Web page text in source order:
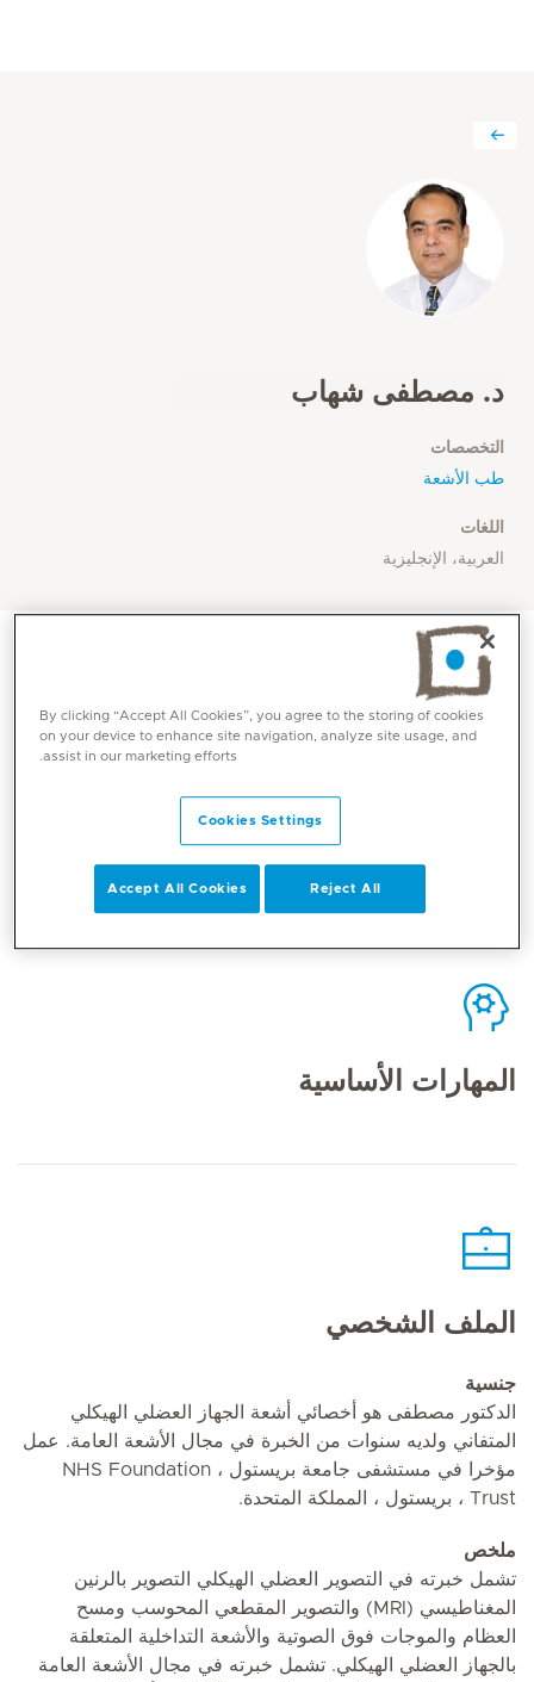
د. مصطفى شهاب
التخصصات
طب الأشعة
اللغات
العربية، الإنجليزية
Mediclinic Middle East Corporate Office
المهارات الأساسية
الملف الشخصي
جنسية
الدكتور مصطفى هو أخصائي أشعة الجهاز العضلي الهيكلي
المتفاني ولديه سنوات من الخبرة في مجال الأشعة العامة. عمل
مؤخرا في مستشفى جامعة بريستول ، NHS Foundation
Trust ، بريستول ، المملكة المتحدة.
ملخص
تشمل خبرته في التصوير العضلي الهيكلي التصوير بالرنين
المغناطيسي (MRI) والتصوير المقطعي المحوسب ومسح
العظام والموجات فوق الصوتية والأشعة التداخلية المتعلقة
بالجهاز العضلي الهيكلي. تشمل خبرته في مجال الأشعة العامة
By clicking “Accept All Cookies”, you agree to the storing of cookies
on your device to enhance site navigation, analyze site usage, and
assist in our marketing efforts.
Cookies Settings
Reject All
Accept All Cookies